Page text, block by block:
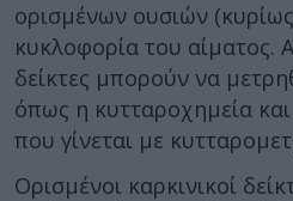
ορισμένων ουσιών
κυκλοφορία του αίματος.
δείκτες μπορούν να
όπως η κυτταροχημεία
που γίνεται με
Ορισμένοι καρκινικοί